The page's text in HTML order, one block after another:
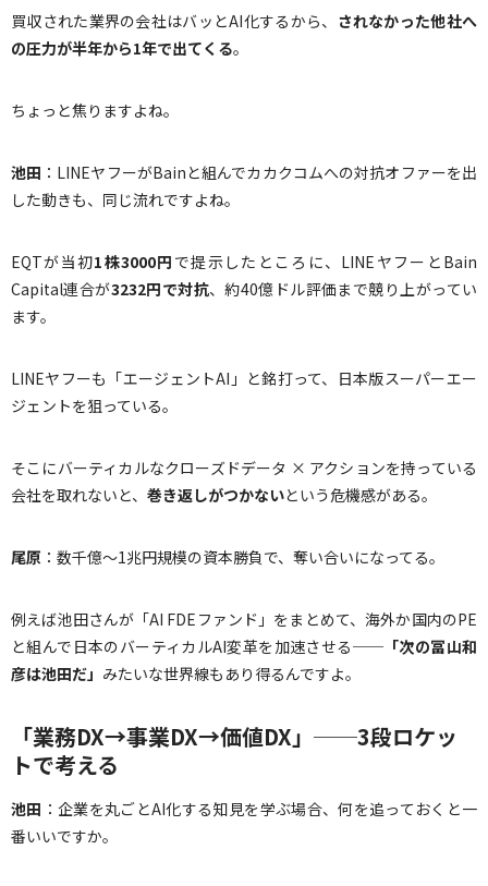
買収された業界の会社はバッとAI化するから、 されなかった他社へ
の圧力が半年から1年で出てくる。
ちょっと焦りますよね。
池田 ：LINEヤフーがBainと組んでカカクコムへの対抗オファーを出
した動きも、同じ流れですよね。
EQTが当初1株3000円 で提示したところに、LINEヤフーとBain
Capital連合が3232円で対抗、約40億ドル評価まで競り上がってい
ます。
LINEヤフーも「エージェントAI」と銘打って、日本版スーパーエー
ジェントを狙っている。
そこにバーティカルなクローズドデータ × アクションを持っている
会社を取れないと、 巻き返しがつかないという危機感がある。
尾原 ：数千億〜1兆円規模の資本勝負で、奪い合いになってる。
例えば池田さんが「AI FDEファンド」をまとめて、海外か国内のPE
と組んで日本のバーティカルAI変革を加速させる──「次の冨山和
彦は池田だ」 みたいな世界線もあり得るんですよ。
「業務DX→事業DX→価値DX」──3段ロケッ
トで考える
池田 ：企業を丸ごとAI化する知見を学ぶ場合、何を追っておくと一
番いいですか。